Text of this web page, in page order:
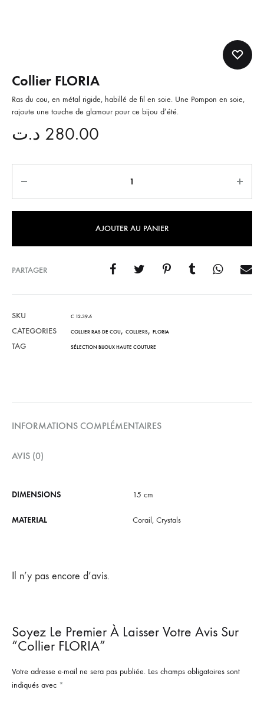
Collier FLORIA
Ras du cou, en métal rigide, habillé de fil en soie. Une Pompon en soie,
rajoute une touche de glamour pour ce bijou d’été.
280.00 د.ت
AJOUTER AU PANIER
PARTAGER
SKU C 12-39-6
CATEGORIES COLLIER RAS DE COU, COLLIERS, FLORIA
TAG SÉLECTION BIJOUX HAUTE COUTURE
INFORMATIONS COMPLÉMENTAIRES
AVIS (0)
DIMENSIONS 15 cm
MATERIAL Corail, Crystals
Il n’y pas encore d’avis.
Soyez Le Premier À Laisser Votre Avis Sur
“Collier FLORIA”
Votre adresse e-mail ne sera pas publiée. Les champs obligatoires sont
indiqués avec *